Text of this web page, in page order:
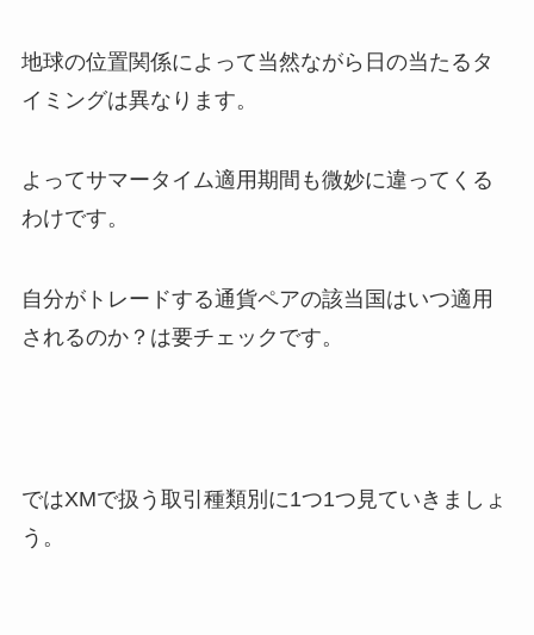
地球の位置関係によって当然ながら日の当たるタ
イミングは異なります。
よってサマータイム適用期間も微妙に違ってくる
わけです。
自分がトレードする通貨ペアの該当国はいつ適用
されるのか？は要チェックです。
ではXMで扱う取引種類別に1つ1つ見ていきましょ
う。